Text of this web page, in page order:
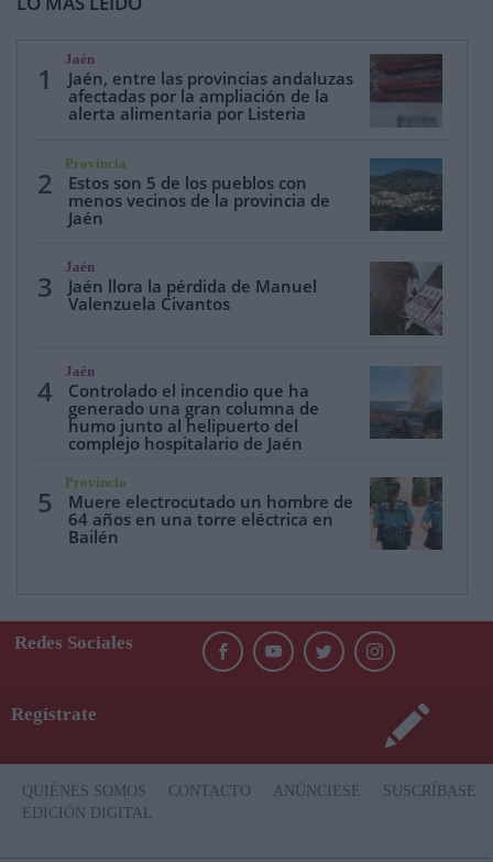
1
Jaén
Jaén, entre las provincias andaluzas
afectadas por la ampliación de la
alerta alimentaria por Listeria
2
Provincia
Estos son 5 de los pueblos con
menos vecinos de la provincia de
Jaén
3
Jaén
Jaén llora la pérdida de Manuel
Valenzuela Civantos
4
Jaén
Controlado el incendio que ha
generado una gran columna de
humo junto al helipuerto del
complejo hospitalario de Jaén
5
Provincia
Muere electrocutado un hombre de
64 años en una torre eléctrica en
Bailén
Redes Sociales
Regístrate
QUIÉNES SOMOS CONTACTO ANÚNCIESE
SUSCRÍBASE
EDICIÓN DIGITAL